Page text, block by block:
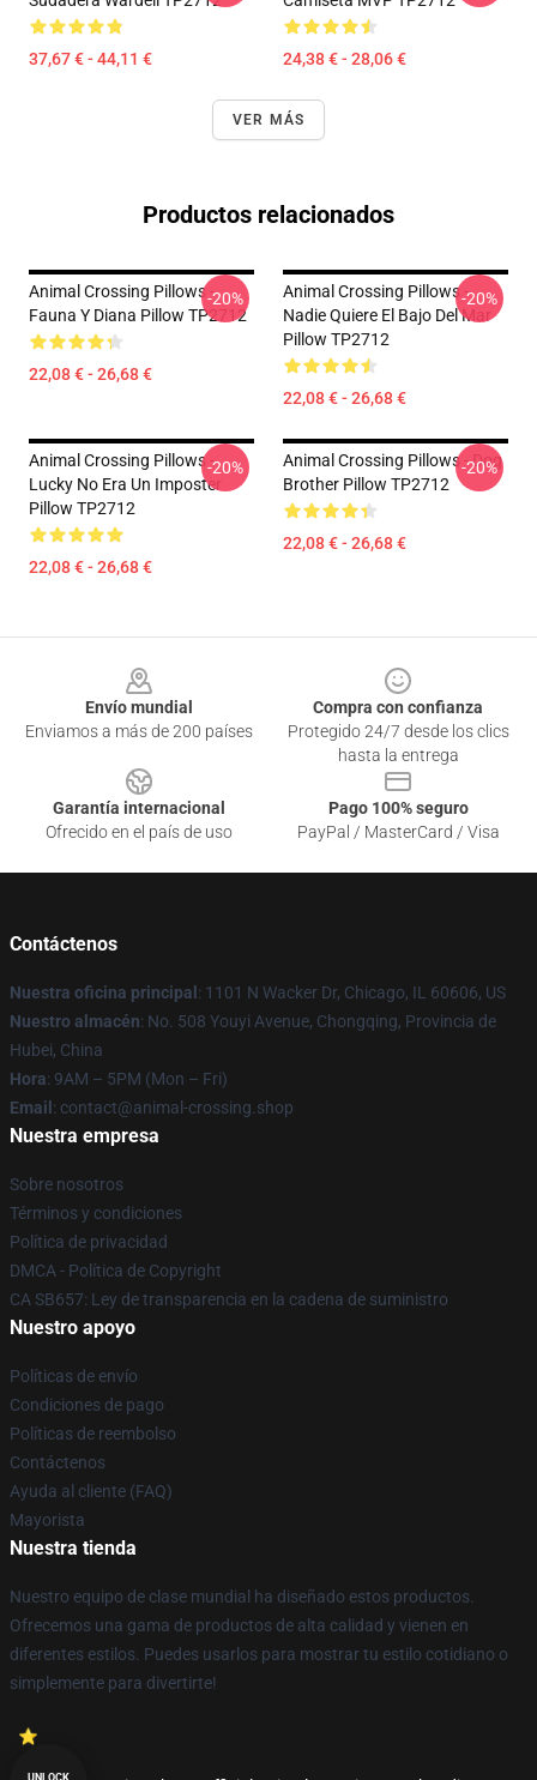
37,67 € - 44,11 € 24,38 € - 28,06 €
VER MÁS
Productos relacionados
Animal Crossing Pillows -
Fauna Y Diana Pillow TP2712
22,08 € - 26,68 €
-20%
Animal Crossing Pillows -
Nadie Quiere El Bajo Del Mar
Pillow TP2712
22,08 € - 26,68 €
-20%
Animal Crossing Pillows -
Lucky No Era Un Imposter
Pillow TP2712
22,08 € - 26,68 €
-20%
Animal Crossing Pillows - Dog
Brother Pillow TP2712
22,08 € - 26,68 €
-20%
Envío mundial
Enviamos a más de 200 países
Compra con confianza
Protegido 24/7 desde los clics
hasta la entrega
Garantía internacional
Ofrecido en el país de uso
Pago 100% seguro
PayPal / MasterCard / Visa
Contáctenos
Nuestra oficina principal : 1101 N Wacker Dr, Chicago, IL 60606, US
Nuestro almacén: No. 508 Youyi Avenue, Chongqing, Provincia de
Hubei, China
Hora: 9AM – 5PM (Mon – Fri)
Email : contact@animal-crossing.shop
Nuestra empresa
Sobre nosotros
Términos y condiciones
Política de privacidad
DMCA - Política de Copyright
CA SB657: Ley de transparencia en la cadena de suministro
Nuestro apoyo
Políticas de envío
Condiciones de pago
Políticas de reembolso
Contáctenos
Ayuda al cliente (FAQ)
Mayorista
Nuestra tienda
Nuestro equipo de clase mundial ha diseñado estos productos.
Ofrecemos una gama de productos de alta calidad y vienen en
diferentes estilos. Puedes usarlos para mostrar tu estilo cotidiano o
simplemente para divertirte!
UNLOCK